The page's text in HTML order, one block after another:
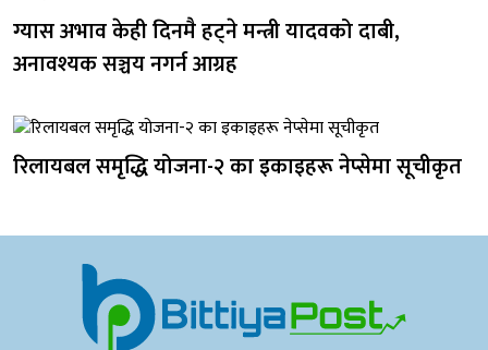
ग्यास अभाव केही दिनमै हट्ने मन्त्री यादवको दाबी,
अनावश्यक सञ्चय नगर्न आग्रह
रिलायबल समृद्धि योजना-२ का इकाइहरू नेप्सेमा सूचीकृत